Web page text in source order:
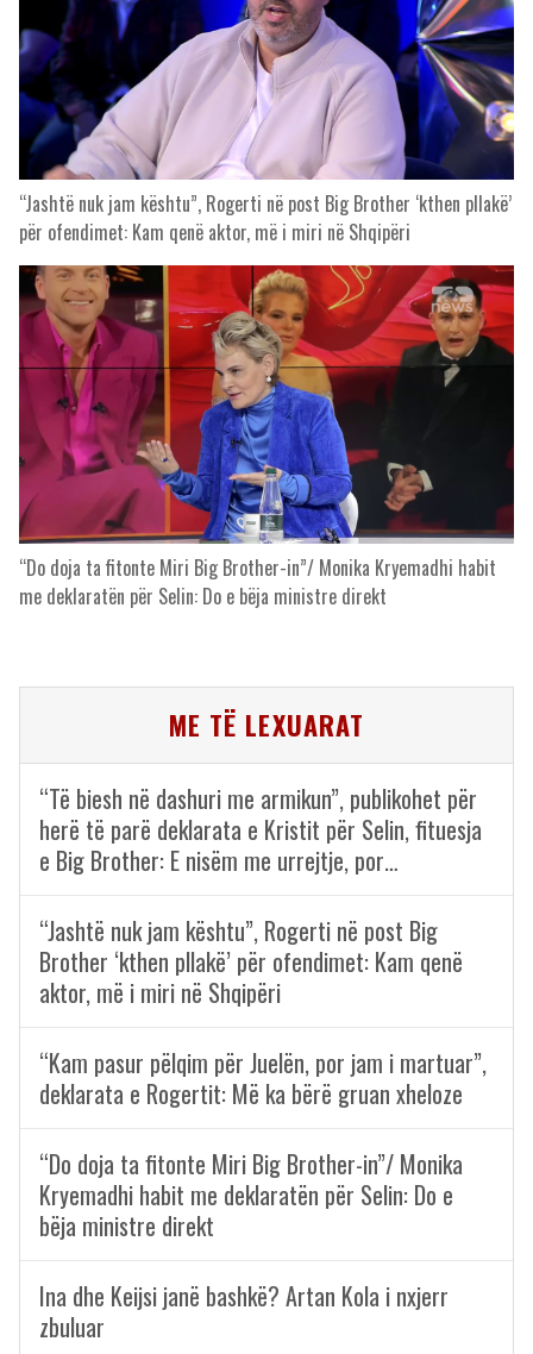
“Jashtë nuk jam kështu”, Rogerti në post Big Brother ‘kthen pllakë’
për ofendimet: Kam qenë aktor, më i miri në Shqipëri
“Do doja ta fitonte Miri Big Brother-in”/ Monika Kryemadhi habit
me deklaratën për Selin: Do e bëja ministre direkt
ME TË LEXUARAT
“Të biesh në dashuri me armikun”, publikohet për
herë të parë deklarata e Kristit për Selin, fituesja
e Big Brother: E nisëm me urrejtje, por…
“Jashtë nuk jam kështu”, Rogerti në post Big
Brother ‘kthen pllakë’ për ofendimet: Kam qenë
aktor, më i miri në Shqipëri
“Kam pasur pëlqim për Juelën, por jam i martuar”,
deklarata e Rogertit: Më ka bërë gruan xheloze
“Do doja ta fitonte Miri Big Brother-in”/ Monika
Kryemadhi habit me deklaratën për Selin: Do e
bëja ministre direkt
Ina dhe Keijsi janë bashkë? Artan Kola i nxjerr
zbuluar